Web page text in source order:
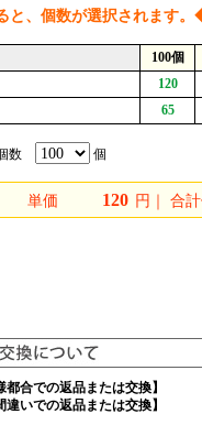
と、個数が選択されます
100個
120
65
個数 個
単価 円｜ 合
都合での返品または交換】
違いでの返品または交換】